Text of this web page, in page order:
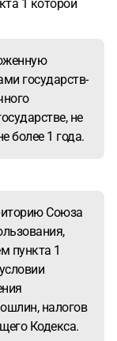
1 которой
государств-
не
более 1 года.
Союза
пункта 1
налогов
Кодекса.